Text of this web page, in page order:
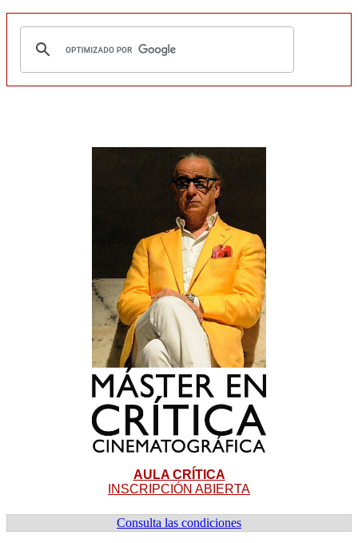
AULA CRÍTICA
INSCRIPCIÓN ABIERTA
Consulta las condiciones